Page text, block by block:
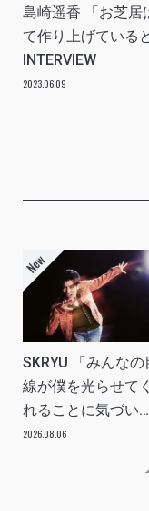
島崎遥香 「お芝居
て作り上げている
INTERVIEW
2023.06.09
SKRYU 「みんなの
線が僕を光らせてく
れることに気づい
た」 INTERVIEW
2026.08.06